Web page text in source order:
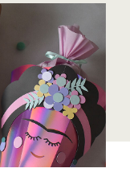
Salzburg